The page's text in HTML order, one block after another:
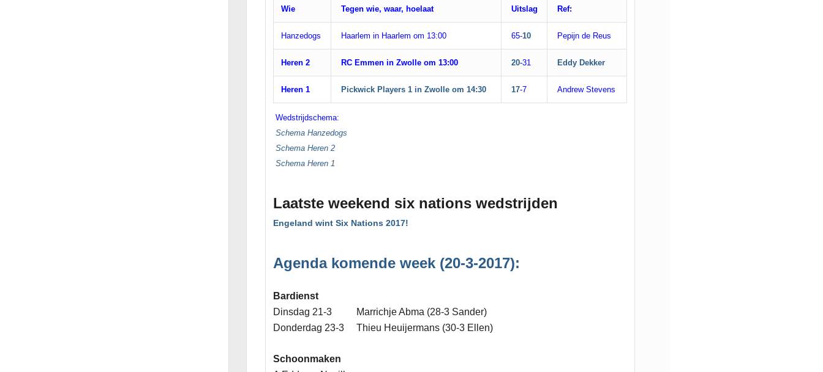
Wie Tegen wie, waar, hoelaat Uitslag Ref:
Hanzedogs Haarlem in Haarlem om 13:00 65-10 Pepijn de Reus
Heren 2 RC Emmen in Zwolle om 13:00 20-31 Eddy Dekker
Heren 1 Pickwick Players 1 in Zwolle om 14:30 17-7 Andrew Stevens
Wedstrijdschema:
Schema Hanzedogs
Schema Heren 2
Schema Heren 1
Laatste weekend six nations wedstrijden
Engeland wint Six Nations 2017!
Agenda komende week (20-3-2017):
Bardienst
Dinsdag 21-3 Marrichje Abma (28-3 Sander)
Donderdag 23-3 Thieu Heuijermans (30-3 Ellen)
Schoonmaken